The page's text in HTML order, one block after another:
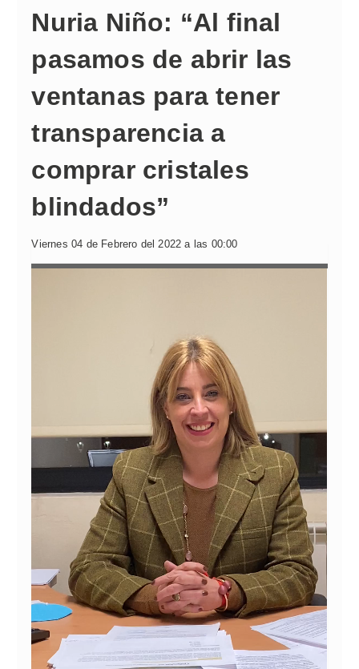
Nuria Niño: “Al final
pasamos de abrir las
ventanas para tener
transparencia a
comprar cristales
blindados”
Viernes 04 de Febrero del 2022 a las 00:00